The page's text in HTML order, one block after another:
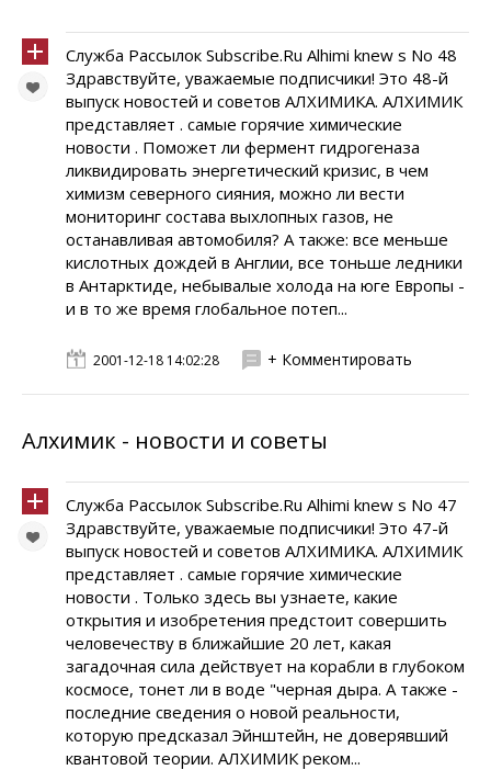
Служба Рассылок Subscribe.Ru Alhimi knew s No 48
Здравствуйте, уважаемые подписчики! Это 48-й
выпуск новостей и советов АЛХИМИКА. АЛХИМИК
представляет . самые горячие химические
новости . Поможет ли фермент гидрогеназа
ликвидировать энергетический кризис, в чем
химизм северного сияния, можно ли вести
мониторинг состава выхлопных газов, не
останавливая автомобиля? А также: все меньше
кислотных дождей в Англии, все тоньше ледники
в Антарктиде, небывалые холода на юге Европы -
и в то же время глобальное потеп...
2001-12-18 14:02:28 + Комментировать
Алхимик - новости и советы
Служба Рассылок Subscribe.Ru Alhimi knew s No 47
Здравствуйте, уважаемые подписчики! Это 47-й
выпуск новостей и советов АЛХИМИКА. АЛХИМИК
представляет . самые горячие химические
новости . Только здесь вы узнаете, какие
открытия и изобретения предстоит совершить
человечеству в ближайшие 20 лет, какая
загадочная сила действует на корабли в глубоком
космосе, тонет ли в воде "черная дыра. А также -
последние сведения о новой реальности,
которую предсказал Эйнштейн, не доверявший
квантовой теории. АЛХИМИК реком...